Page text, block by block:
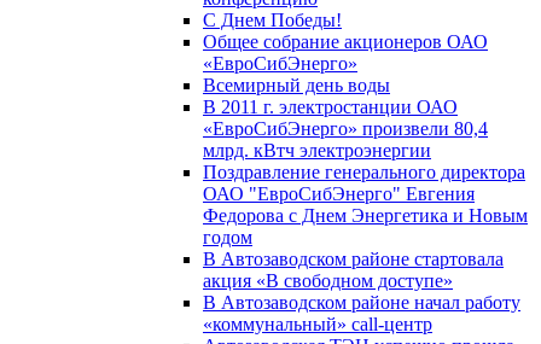
С Днем Победы!
Общее собрание акционеров ОАО
«ЕвроСибЭнерго»
Всемирный день воды
В 2011 г. электростанции ОАО
«ЕвроСибЭнерго» произвели 80,4
млрд. кВтч электроэнергии
Поздравление генерального директора
ОАО "ЕвроСибЭнерго" Евгения
Федорова с Днем Энергетика и Новым
годом
В Автозаводском районе стартовала
акция «В свободном доступе»
В Автозаводском районе начал работу
«коммунальный» call-центр